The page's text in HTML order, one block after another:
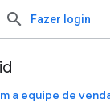
Fazer login
a equipe de